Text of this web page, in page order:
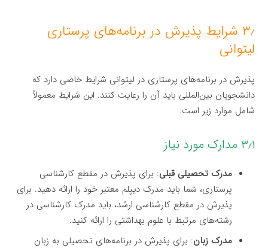
۳٫ شرایط پذیرش در برنامه‌های پرستاری
لیتوانی
پذیرش در برنامه‌های پرستاری در لیتوانی شرایط خاصی دارد که
دانشجویان بین‌المللی باید آن را رعایت کنند. این شرایط معمولاً
شامل موارد زیر است:
۳٫۱ مدارک مورد نیاز
مدرک تحصیلی قبلی: برای پذیرش در مقطع کارشناسی
پرستاری، شما باید مدرک دیپلم معتبر خود را ارائه دهید. برای
پذیرش در مقطع کارشناسی ارشد، باید مدرک کارشناسی در
رشته‌های مرتبط با علوم بهداشتی را ارائه کنید.
مدرک زبان: برای پذیرش در برنامه‌های تحصیلی به زبان